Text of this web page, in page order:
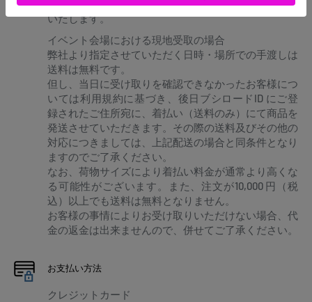
で、お問い合わせフォームよりお問い合わせをお願い
いたします。
イベント会場における現地受取の場合
弊社より指定させていただく日時・場所での手渡しは
送料は無料です。
但し、当日に受け取りを確認できなかったお客様につ
いては利用規約に基づき、後日ブシロードID にご登
録されたご住所宛に、着払い（送料のみ）にて商品を
発送させていただきます。その際の送料及びその他の
対応につきましては、上記配送の場合と同条件となり
ますのでご了承ください。
なお、荷物サイズにより着払い料金が通常より高くな
る可能性がございます。また、注文が10,000 円（税
込）以上でも送料は無料となりません。
お客様の事情によりお受け取りいただけない場合、代
金の返金は出来ませんので、併せてご了承ください。
お支払い方法
クレジットカード